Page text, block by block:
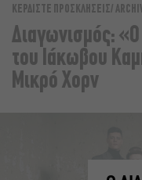
ΚΕΡΔΙΣΤΕ ΠΡΟΣΚΛΗΣΕΙΣ
Διαγωνισμός:
του Ιάκωβου
Μικρό Χορν